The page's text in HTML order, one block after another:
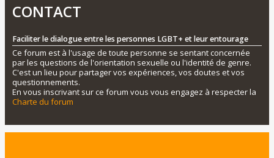
CONTACT
Faciliter le dialogue entre les personnes LGBT+ et leur entourage
Ce forum est à l'usage de toute personne se sentant concernée
par les questions de l'orientation sexuelle ou l'identité de genre.
C'est un lieu pour partager vos expériences, vos doutes et vos
questionnements.
En vous inscrivant sur ce forum vous vous engagez à respecter la
Charte du forum